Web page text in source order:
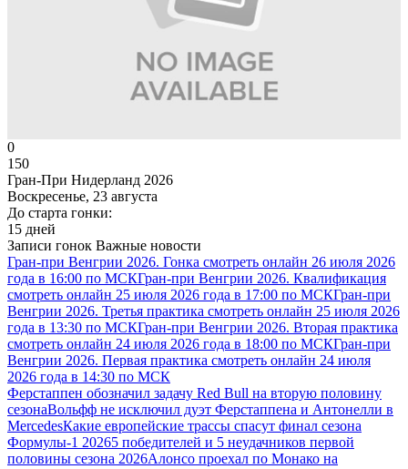
0
150
Гран-При Нидерланд 2026
Воскресенье, 23 августа
До старта гонки:
15 дней
Записи гонок Важные новости
Гран-при Венгрии 2026. Гонка смотреть онлайн 26 июля 2026
года в 16:00 по МСКГран-при Венгрии 2026. Квалификация
смотреть онлайн 25 июля 2026 года в 17:00 по МСКГран-при
Венгрии 2026. Третья практика смотреть онлайн 25 июля 2026
года в 13:30 по МСКГран-при Венгрии 2026. Вторая практика
смотреть онлайн 24 июля 2026 года в 18:00 по МСКГран-при
Венгрии 2026. Первая практика смотреть онлайн 24 июля
2026 года в 14:30 по МСК
Ферстаппен обозначил задачу Red Bull на вторую половину
сезонаВольфф не исключил дуэт Ферстаппена и Антонелли в
MercedesКакие европейские трассы спасут финал сезона
Формулы-1 20265 победителей и 5 неудачников первой
половины сезона 2026Алонсо проехал по Монако на